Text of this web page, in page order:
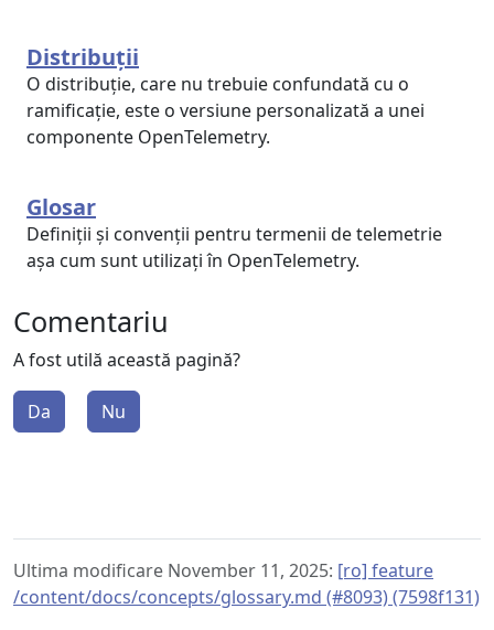
Distribuții
O distribuție, care nu trebuie confundată cu o
ramificație, este o versiune personalizată a unei
componente OpenTelemetry.
Glosar
Definiții și convenții pentru termenii de telemetrie
așa cum sunt utilizați în OpenTelemetry.
Comentariu
A fost utilă această pagină?
Da Nu
Ultima modificare November 11, 2025: [ro] feature
/content/docs/concepts/glossary.md (#8093) (7598f131)